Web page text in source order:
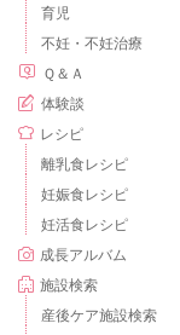
育児
不妊・不妊治療
Ｑ＆Ａ
体験談
レシピ
離乳食レシピ
妊娠食レシピ
妊活食レシピ
成長アルバム
施設検索
産後ケア施設検索